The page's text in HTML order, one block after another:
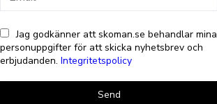
Jag godkänner att skoman.se behandlar mina
personuppgifter för att skicka nyhetsbrev och
erbjudanden. Integritetspolicy
Send